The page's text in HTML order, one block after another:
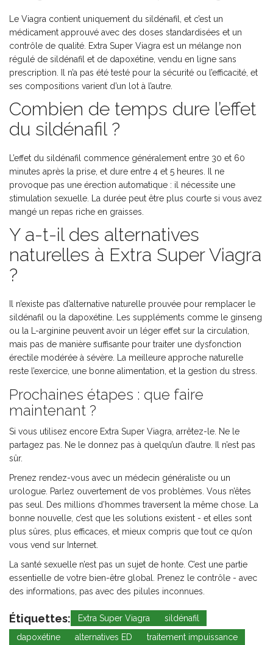
Le Viagra contient uniquement du sildénafil, et c’est un
médicament approuvé avec des doses standardisées et un
contrôle de qualité. Extra Super Viagra est un mélange non
régulé de sildénafil et de dapoxétine, vendu en ligne sans
prescription. Il n’a pas été testé pour la sécurité ou l’efficacité, et
ses compositions varient d’un lot à l’autre.
Combien de temps dure l’effet
du sildénafil ?
L’effet du sildénafil commence généralement entre 30 et 60
minutes après la prise, et dure entre 4 et 5 heures. Il ne
provoque pas une érection automatique : il nécessite une
stimulation sexuelle. La durée peut être plus courte si vous avez
mangé un repas riche en graisses.
Y a-t-il des alternatives
naturelles à Extra Super Viagra
?
Il n’existe pas d’alternative naturelle prouvée pour remplacer le
sildénafil ou la dapoxétine. Les suppléments comme le ginseng
ou la L-arginine peuvent avoir un léger effet sur la circulation,
mais pas de manière suffisante pour traiter une dysfonction
érectile modérée à sévère. La meilleure approche naturelle
reste l’exercice, une bonne alimentation, et la gestion du stress.
Prochaines étapes : que faire
maintenant ?
Si vous utilisez encore Extra Super Viagra, arrêtez-le. Ne le
partagez pas. Ne le donnez pas à quelqu’un d’autre. Il n’est pas
sûr.
Prenez rendez-vous avec un médecin généraliste ou un
urologue. Parlez ouvertement de vos problèmes. Vous n’êtes
pas seul. Des millions d’hommes traversent la même chose. La
bonne nouvelle, c’est que les solutions existent - et elles sont
plus sûres, plus efficaces, et mieux compris que tout ce qu’on
vous vend sur Internet.
La santé sexuelle n’est pas un sujet de honte. C’est une partie
essentielle de votre bien-être global. Prenez le contrôle - avec
des informations, pas avec des pilules inconnues.
Étiquettes: Extra Super Viagra
sildénafil
dapoxétine
alternatives ED traitement impuissance